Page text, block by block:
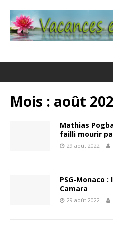
Mois : août
Mathias
failli mourir
29 août 2022
PSG-Monaco
Camara
29 août 2022